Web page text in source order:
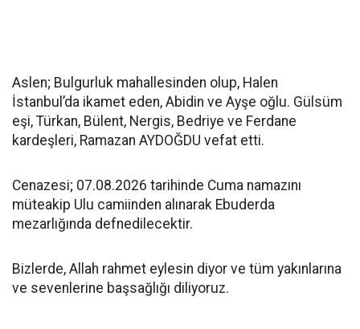
Aslen; Bulgurluk mahallesinden olup, Halen
İstanbul’da ikamet eden, Abidin ve Ayşe oğlu. Gülsüm
eşi, Türkan, Bülent, Nergis, Bedriye ve Ferdane
kardeşleri, Ramazan AYDOĞDU vefat etti.
Cenazesi; 07.08.2026 tarihinde Cuma namazını
müteakip Ulu camiinden alınarak Ebuderda
mezarlığında defnedilecektir.
Bizlerde, Allah rahmet eylesin diyor ve tüm yakınlarına
ve sevenlerine başsağlığı diliyoruz.